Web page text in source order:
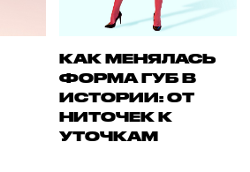
КАК МЕНЯЛАСЬ
ФОРМА ГУБ В
ИСТОРИИ: ОТ
НИТОЧЕК К
УТОЧКАМ